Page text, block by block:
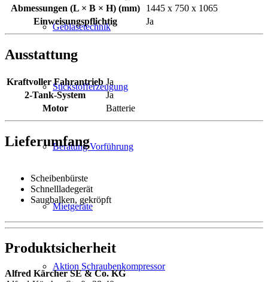
Gebläsetechnik
Stickstofferzeugung
Beratung Vorführung
Mietgeräte
Aktion Schraubenkompressor
Abmessungen (L × B × H) (mm)
1445 x 750 x 1065
Einweisungspflichtig
Ja
Ausstattung
Kraftvoller Fahrantrieb Ja
2-Tank-System
Ja
Motor
Batterie
Lieferumfang
Scheibenbürste
Schnellladegerät
Saugbalken, gekröpft
Produktsicherheit
Alfred Kärcher SE & Co. KG